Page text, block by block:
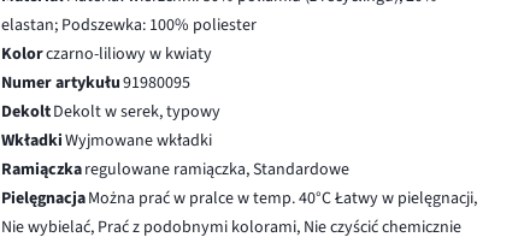
elastan; Podszewka: 100% poliester
Kolorczarno-liliowy w kwiaty
Numer artykułu91980095
DekoltDekolt w serek, typowy
WkładkiWyjmowane wkładki
Ramiączkaregulowane ramiączka, Standardowe
PielęgnacjaMożna prać w pralce w temp. 40°C Łatwy w pielęgnacji,
Nie wybielać, Prać z podobnymi kolorami, Nie czyścić chemicznie